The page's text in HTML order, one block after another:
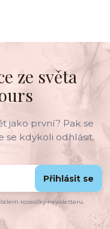
ze světa
jako první? Pak se
se kdykoli odhlásit.
Přihlásit se
rozesílky newsletteru.